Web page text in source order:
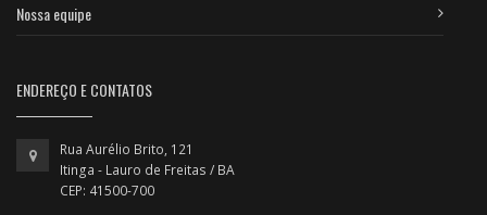
Nossa equipe
ENDEREÇO E CONTATOS
Rua Aurélio Brito, 121
Itinga - Lauro de Freitas / BA
CEP: 41500-700